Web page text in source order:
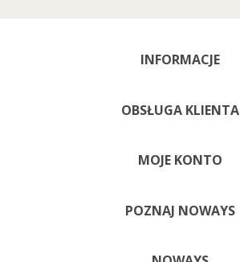
INFORMACJE
OBSŁUGA KLIENTA
MOJE KONTO
POZNAJ NOWAYS